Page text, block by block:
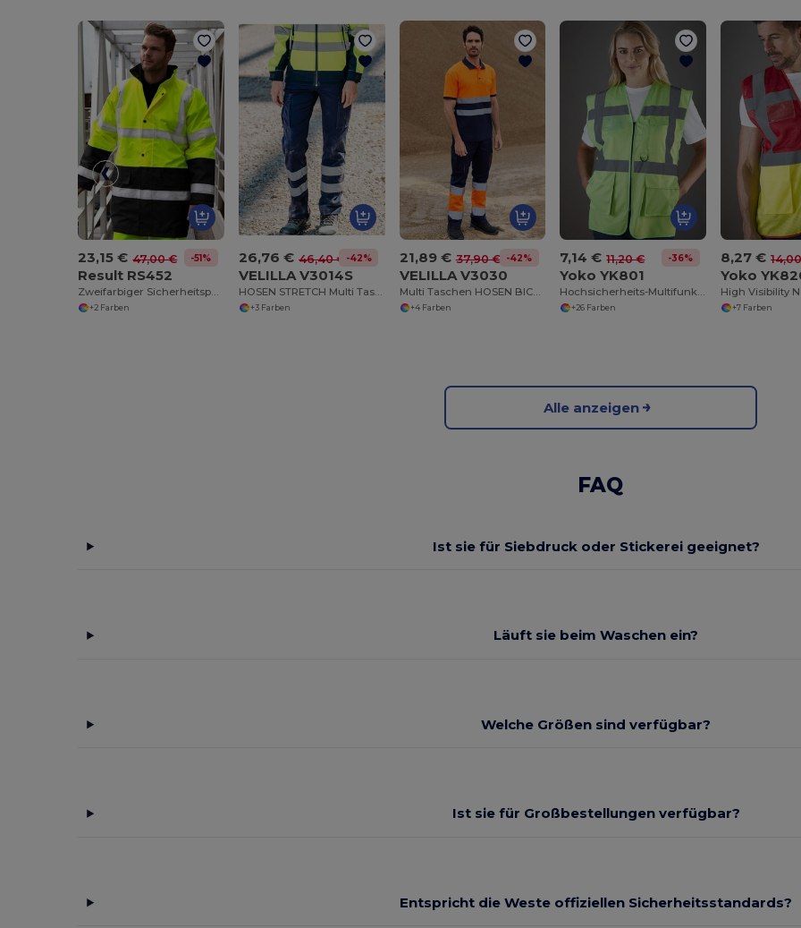
23,15 € 47,00 € -51%
Result RS452
Zweifarbiger Sicherheitsparka
+2 Farben
26,76 € 46,40 € -42%
VELILLA V3014S
HOSEN STRETCH Multi Taschen REFLEKTIERENDE BAND
+3 Farben
21,89 € 37,90 € -42%
VELILLA V3030
Multi Taschen HOSEN BICOLOR hohe SICHTBARKEIT
+4 Farben
7,14 € 11,20 € -36%
Yoko YK801
Hochsicherheits-Multifunktionsweste
+26 Farben
8,27 €
Yoko
High Visibility
+7 Farben
Alle anzeigen
FAQ
Ist sie für Siebdruck oder Stickerei geeignet?
Läuft sie beim Waschen ein?
Welche Größen sind verfügbar?
Ist sie für Großbestellungen verfügbar?
Entspricht die Weste offiziellen Sicherheitsstandards?